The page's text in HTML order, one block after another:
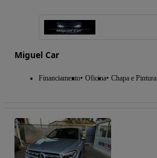
Miguel Car
Financiamento Oficina Chapa e Pintura